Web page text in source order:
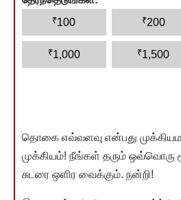
₹100 ₹200
₹1,000 ₹1,500
தொகை எவ்வளவு என்பது
முக்கியம்! நீங்கள் தரும் ஒவ்வொரு
சுடரை ஒளிர வைக்கும். நன்றி!